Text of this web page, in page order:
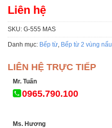
Liên hệ
SKU: G-555 MAS
Danh mục: Bếp từ, Bếp từ 2 vùng nấu
LIÊN HỆ TRỰC TIẾP
Mr. Tuấn
0965.790.100
Ms. Hương